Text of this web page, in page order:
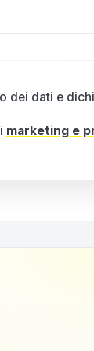
dei dati e
marketing e